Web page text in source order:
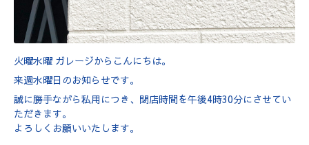
火曜水曜 ガレージからこんにちは。
来週水曜日のお知らせです。
誠に勝手ながら私用につき、閉店時間を午後4時30分にさせてい
ただきます。
よろしくお願いいたします。